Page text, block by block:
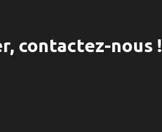
contactez-nous !